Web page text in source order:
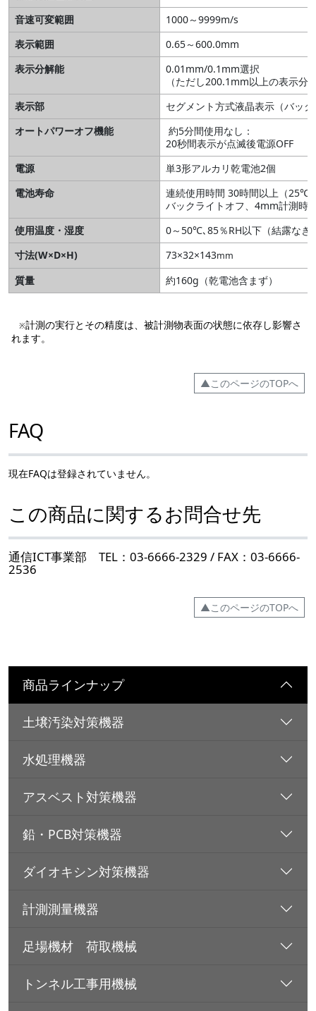
音速可変範囲
1000～9999m/s
表示範囲
0.65～600.0mm
表示分解能
0.01mm/0.1mm選択
（ただし200.1mm以上の表示分
表示部
セグメント方式液晶表示（バッ
オートパワーオフ機能
約5分間使用なし：
20秒間表示が点滅後電源OFF
電源
単3形アルカリ乾電池2個
電池寿命
連続使用時間 30時間以上（25℃
バックライトオフ、4mm計測時
使用温度・湿度
0～50℃､85％RH以下（結露なき
寸法(W×D×H)
73×32×143mm
質量 約160g（乾電池含まず）
※計測の実行とその精度は、被計測物表面の状態に依存し影響さ
れます。
▲このページのTOPへ
FAQ
現在FAQは登録されていません。
この商品に関するお問合せ先
通信ICT事業部 TEL：03-6666-2329 / FAX：03-6666-
2536
▲このページのTOPへ
商品ラインナップ
土壌汚染対策機器
水処理機器
アスベスト対策機器
鉛・PCB対策機器
ダイオキシン対策機器
計測測量機器
足場機材 荷取機械
トンネル工事用機械